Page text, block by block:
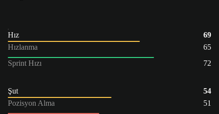
Hız
69
Hızlanma
65
Sprint Hızı
72
Şut
54
Pozisyon Alma
51